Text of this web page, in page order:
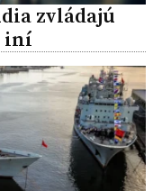
zvládajú
iní